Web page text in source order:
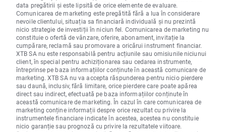
data pregătirii și este lipsită de orice elemente de evaluare.
Comunicarea de marketing este pregătită fără a lua în considerare
nevoile clientului, situația sa financiară individuală și nu prezintă
nicio strategie de investiții în niciun fel. Comunicarea de marketing nu
constituie o ofertă de vânzare, oferire, abonament, invitație la
cumpărare, reclamă sau promovare a oricărui instrument financiar.
XTB SA nu este responsabilă pentru acțiunile sau omisiunile niciunui
client, în special pentru achiziționarea sau cedarea instrumente,
întreprinse pe baza informațiilor conținute în această comunicare de
marketing. XTB SA nu va accepta răspunderea pentru nicio pierdere
sau daună, inclusiv, fără limitare, orice pierdere care poate apărea
direct sau indirect, efectuată pe baza informațiilor conținute în
această comunicare de marketing. În cazul în care comunicarea de
marketing conține informații despre orice rezultat cu privire la
instrumentele financiare indicate în acestea, acestea nu constituie
nicio garanție sau prognoză cu privire la rezultatele viitoare.